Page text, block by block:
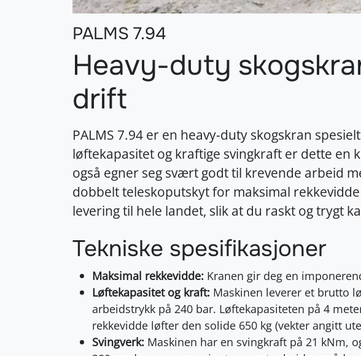
PALMS 7.94
Heavy-duty
drift
PALMS 7.94 er en heavy-duty skogskran
løftekapasitet og kraftige svingkraft er dette en
også egner seg svært godt til krevende arbeid
dobbelt teleskoputskyt for maksimal
levering til hele landet, slik at du raskt og trygt
Tekniske spesifikasjoner
Maksimal rekkevidde: Kranen gir deg en
Løftekapasitet og kraft: Maskinen leverer et brutto
arbeidstrykk på 240 bar. Løftekapasiteten på 4
rekkevidde løfter den solide 650 kg (vekter angitt
Svingverk: Maskinen har en svingkraft på 21 kNm,